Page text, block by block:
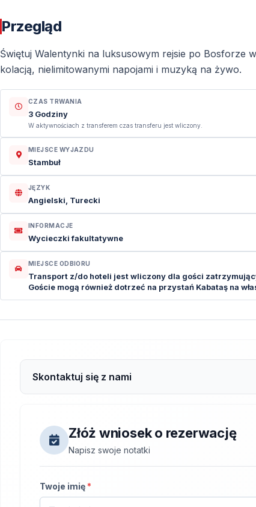
Przegląd
Świętuj Walentynki na luksusowym rejsie po Bosforze
kolacją, nielimitowanymi napojami i muzyką na żywo.
CZAS TRWANIA
3 Godziny
W aktywnościach z transferem czas transferu jest wliczony.
MIEJSCE WYJAZDU
Stambuł
JĘZYK
Angielski, Turecki
INFORMACJE
Wycieczki fakultatywne
MIEJSCE ODBIORU
Transport z/do hoteli jest wliczony dla gości
Goście mogą również dotrzeć na przystań Kabataş na
Skontaktuj się z nami
Złóż wniosek o rezerwację
Napisz swoje notatki
Twoje imię *